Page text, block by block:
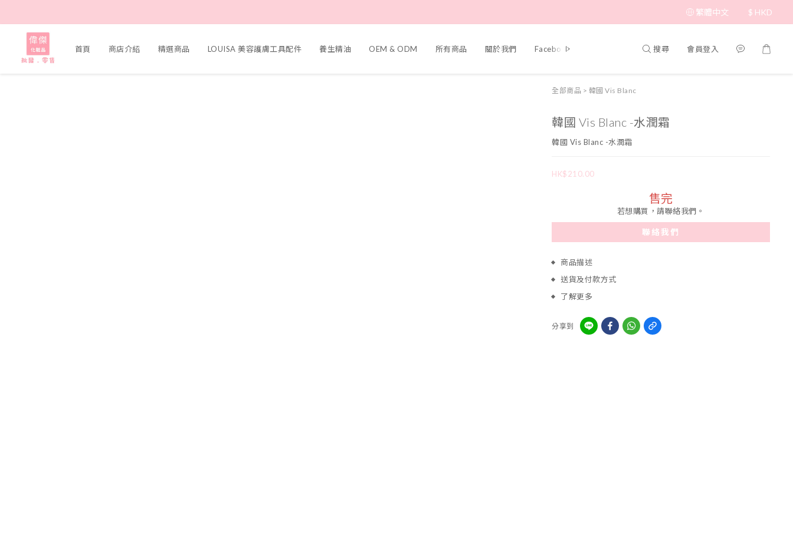
繁體中文 $ HKD
首頁 商店介紹 精選商品 LOUISA 美容護膚工具配件 養生精油 OEM & ODM 所有商品 關於我們 Facebook 專頁 搜尋 會員登入
全部商品 > 韓國 Vis Blanc
韓國 Vis Blanc -水潤霜
韓國 Vis Blanc -水潤霜
HK$210.00
售完
若想購買，請聯絡我們。
聯絡我們
商品描述
送貨及付款方式
了解更多
分享到